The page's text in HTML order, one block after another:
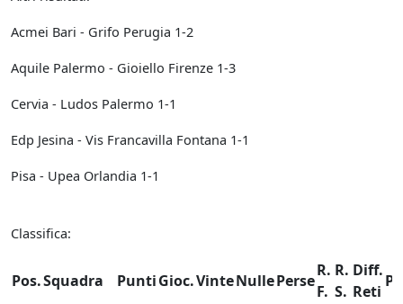
Acmei Bari - Grifo Perugia 1-2
Aquile Palermo - Gioiello Firenze 1-3
Cervia - Ludos Palermo 1-1
Edp Jesina - Vis Francavilla Fontana 1-1
Pisa - Upea Orlandia 1-1
Classifica:
Pos.Squadra PuntiGioc.VinteNullePerse
R.
F.
R.
S.
Diff.
Reti